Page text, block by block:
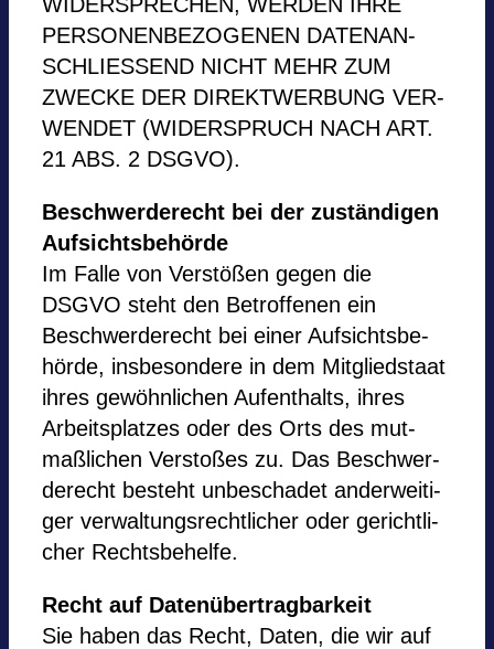
PER­SO­NEN­BE­ZO­GE­NEN DATEN­AN­
SCHLIES­SEND NICHT MEHR ZUM
ZWE­CKE DER DIREKT­WER­BUNG VER­
WEN­DET (WIDER­SPRUCH NACH ART.
21 ABS. 2 DSGVO).
Beschwer­de­recht bei der zustän­di­gen
Auf­sichts­be­hörde
Im Falle von Ver­stö­ßen gegen die
DSGVO steht den Betrof­fe­nen ein
Beschwer­de­recht bei einer Auf­sichts­be­
hörde, ins­be­son­dere in dem Mit­glied­staat
ihres gewöhn­li­chen Auf­ent­halts, ihres
Arbeits­plat­zes oder des Orts des mut­
maß­li­chen Ver­sto­ßes zu. Das Beschwer­
de­recht besteht unbe­scha­det ander­wei­ti­
ger ver­wal­tungs­recht­li­cher oder gericht­li­
cher Rechts­be­helfe.
Recht auf Datenübertragbarkeit
Sie haben das Recht, Daten, die wir auf